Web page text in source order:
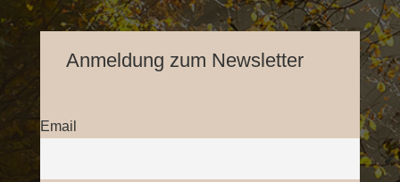
Anmeldung zum Newsletter
Email